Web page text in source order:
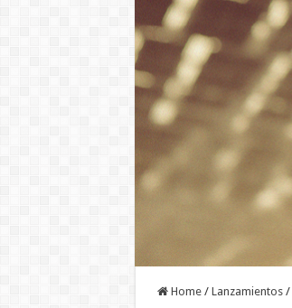
Home / Lanzamientos /